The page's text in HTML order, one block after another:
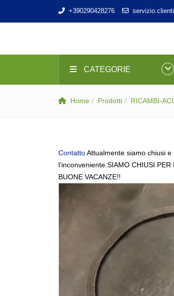
+390290428276
CATEGORIE
Home Prodotti RICAMBI-
ContattoAttualmente siamo chiusi
l’inconveniente.SIAMO CHIUSI
BUONE VACANZE!!